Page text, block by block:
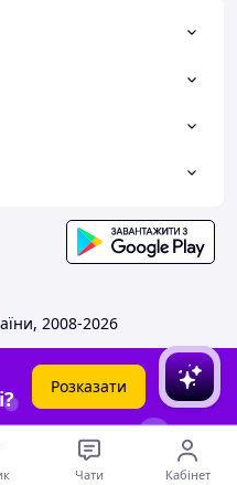
2008-2026
Розказати
Чати Кабінет